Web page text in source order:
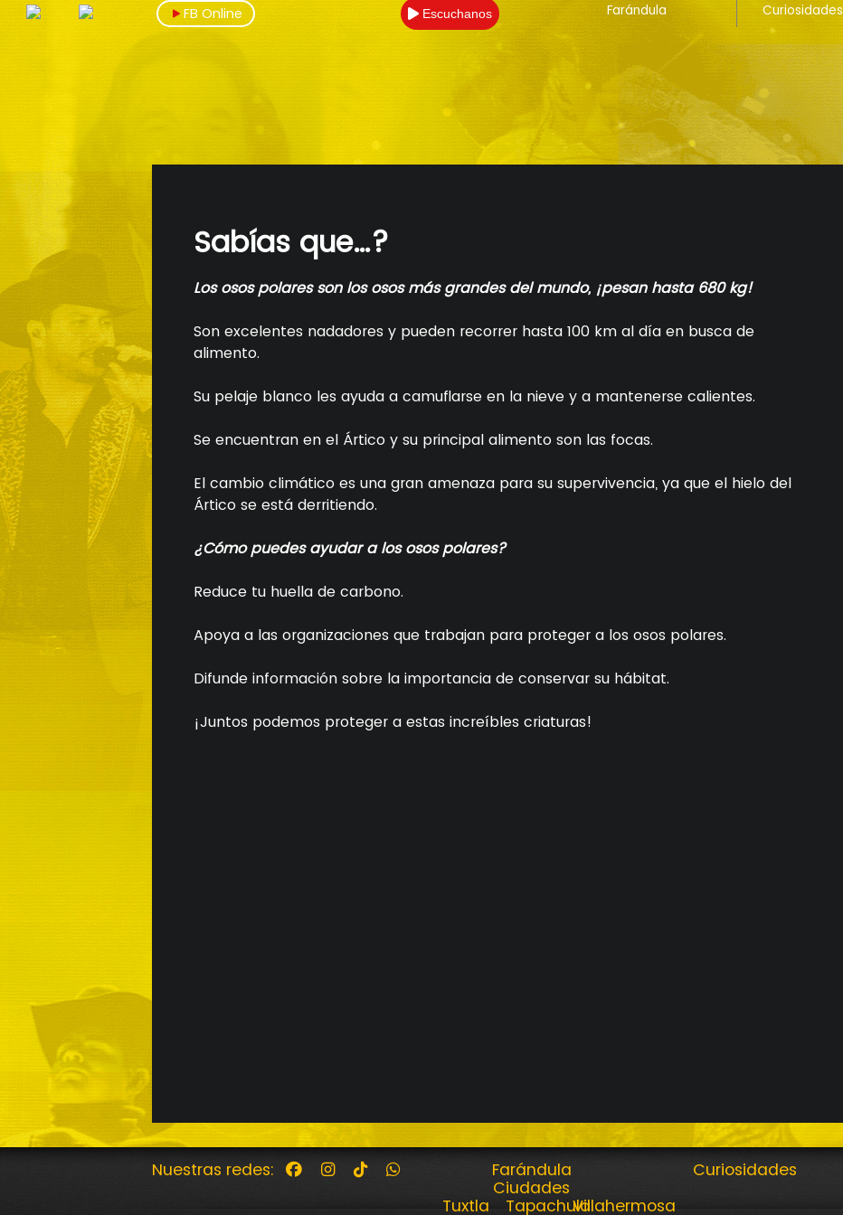
FB Online Escuchanos Farándula Curiosidades
Sabías que…?
Los osos polares son los osos más grandes del mundo, ¡pesan hasta 680 kg!
Son excelentes nadadores y pueden recorrer hasta 100 km al día en busca de
alimento.
Su pelaje blanco les ayuda a camuflarse en la nieve y a mantenerse calientes.
Se encuentran en el Ártico y su principal alimento son las focas.
El cambio climático es una gran amenaza para su supervivencia, ya que el hielo del
Ártico se está derritiendo.
¿Cómo puedes ayudar a los osos polares?
Reduce tu huella de carbono.
Apoya a las organizaciones que trabajan para proteger a los osos polares.
Difunde información sobre la importancia de conservar su hábitat.
¡Juntos podemos proteger a estas increíbles criaturas!
Nuestras redes: Farándula Curiosidades
Ciudades
Tuxtla
TapachulaVillahermosa